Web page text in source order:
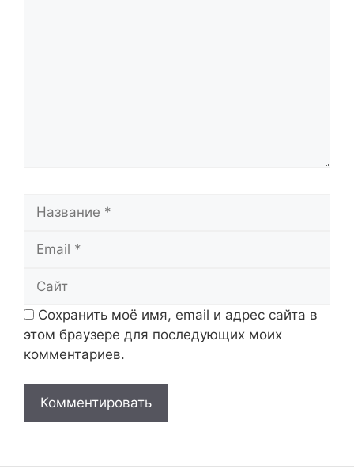
Сохранить моё имя, email и адрес сайта в
этом браузере для последующих моих
комментариев.